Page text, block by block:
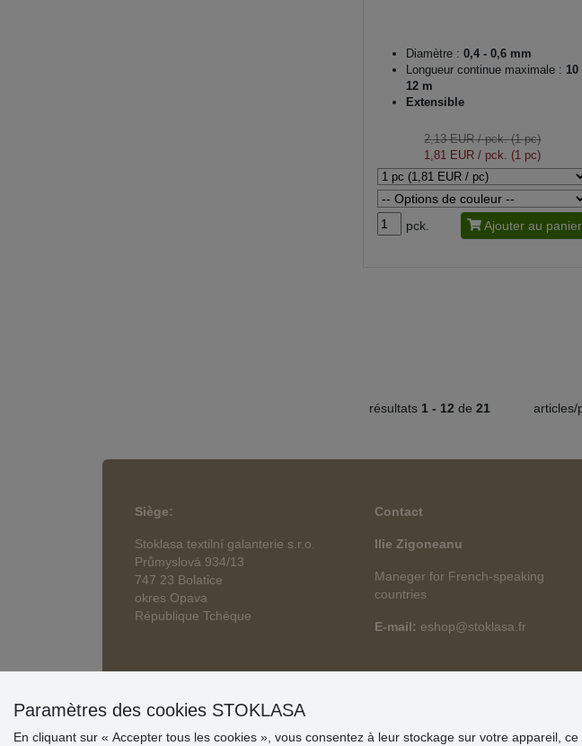
Diamètre : 0,4 - 0,6 mm
Longueur continue maximale : 10
12 m
Extensible
2,13 EUR/ pck. (1 pc)
1,81 EUR / pck. (1 pc)
pck. Ajouter au panier
résultats 1 - 12 de 21 articles/
Siège:
Stoklasa textilní galanterie s.r.o.
Průmyslová 934/13
747 23 Bolatice
okres Opava
République Tchèque
Contact
Ilie Zigoneanu
Maneger for French-speaking
countries
E-mail: eshop@stoklasa.fr
Paramètres des cookies STOKLASA
En cliquant sur « Accepter tous les cookies », vous consentez à leur stockage sur votre appareil, ce